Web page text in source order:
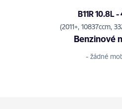
B11R 10.8L
(2011+, 10837ccm,
Benzinové
- žádné